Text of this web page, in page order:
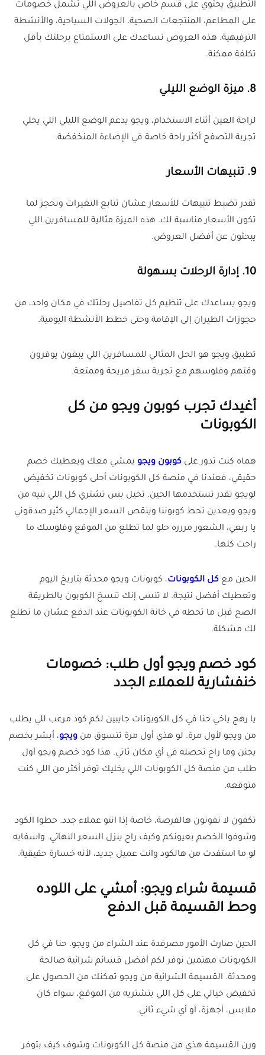
التطبيق يحتوي على قسم خاص بالعروض اللي تشمل خصومات
على المطاعم، المنتجعات الصحية، الجولات السياحية، والأنشطة
الترفيهية. هذه العروض تساعدك على الاستمتاع برحلتك بأقل
تكلفة ممكنة.
8. ميزة الوضع الليلي
لراحة العين أثناء الاستخدام، ويجو يدعم الوضع الليلي اللي يخلي
تجربة التصفح أكثر راحة خاصة في الإضاءة المنخفضة.
9. تنبيهات الأسعار
تقدر تضبط تنبيهات للأسعار عشان تتابع التغيرات وتحجز لما
تكون الأسعار مناسبة لك. هذه الميزة مثالية للمسافرين اللي
يبحثون عن أفضل العروض.
10. إدارة الرحلات بسهولة
ويجو يساعدك على تنظيم كل تفاصيل رحلتك في مكان واحد، من
حجوزات الطيران إلى الإقامة وحتى خطط الأنشطة اليومية.
تطبيق ويجو هو الحل المثالي للمسافرين اللي يبغون يوفرون
وقتهم وفلوسهم مع تجربة سفر مريحة وممتعة.
أغيدك تجرب كوبون ويجو من كل
الكوبونات
هماه كنت تدور على كوبون ويجو يمشي معك ويعطيك خصم
حقيقي، فعندنا في منصة كل الكوبونات أحلى كوبونات تخفيض
لويجو تقدر تستخدمها الحين. تخيل بس تشتري كل اللي تبيه من
ويجو وبعدين تحط كوبوننا وينقص السعر الإجمالي كثير صدقوني
يا ربعي، الشعور مررره حلو لما تطلع من الموقع وفلوسك ما
راحت كلها.
الحين مع كل الكوبونات، كوبونات ويجو محدثة بتاريخ اليوم
وتعطيك أفضل نتيجة. لا تنسى إنك تنسخ الكوبون بالطريقة
الصح قبل ما تحطه في خانة الكوبونات عند الدفع عشان ما تطلع
لك مشكلة.
كود خصم ويجو أول طلب: خصومات
خنفشارية للعملاء الجدد
يا رهج ياخي حنا في كل الكوبونات جايبين لكم كود مرعب للي يطلب
من ويجو لأول مرة. لو هذي أول مرة تتسوق من ويجو، أبشر بخصم
يجنن وما راح تحصله في أي مكان ثاني. هذا كود خصم ويجو أول
طلب من منصة كل الكوبونات اللي يخليك توفر أكثر من اللي كنت
متوقعه.
تكفون لا تفوتون هالفرصة، خاصة إذا انتو عملاء جدد. حطوا الكود
وشوفوا الخصم بعيونكم وكيف راح ينزل السعر النهائي. واسفابه
لو ما استفدت من هالكود وانت عميل جديد، لأنه خسارة حقيقية.
قسيمة شراء ويجو: أمشي على اللوده
وحط القسيمة قبل الدفع
الحين صارت الأمور مصرفدة عند الشراء من ويجو. حنا في كل
الكوبونات مهتمين نوفر لكم أفضل قسائم شرائية صالحة
ومحدثة. القسيمة الشرائية من ويجو تمكنك من الحصول على
تخفيض خيالي على كل اللي بتشتريه من الموقع، سواء كان
ملابس، أجهزة، أو أي شيء ثاني.
ورن القسيمة هذي من منصة كل الكوبونات وشوف كيف بتوفر